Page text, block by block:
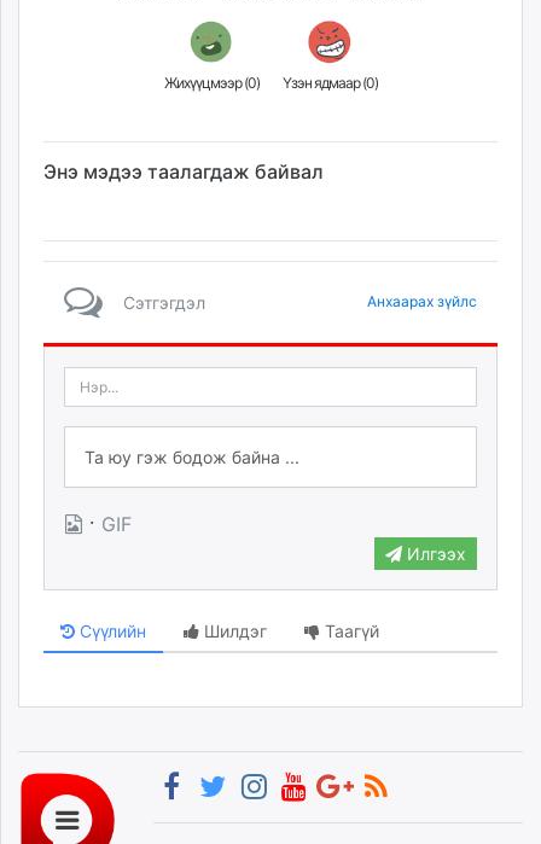
Жихүүцмээр (0) Үзэн ядмаар (0)
Энэ мэдээ таалагдаж байвал
Сэтгэгдэл Анхаарах зүйлс
· GIF
Илгээх
Сүүлийн Шилдэг Таагүй